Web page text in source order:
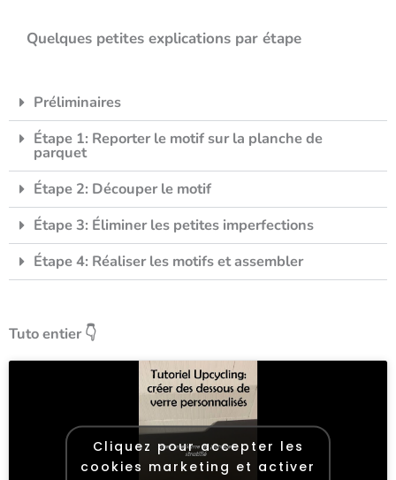
Quelques petites explications par étape
Préliminaires
Étape 1: Reporter le motif sur la planche de
parquet
Étape 2: Découper le motif
Étape 3: Éliminer les petites imperfections
Étape 4: Réaliser les motifs et assembler
Tuto entier 👇
Cliquez pour accepter les
cookies marketing et activer